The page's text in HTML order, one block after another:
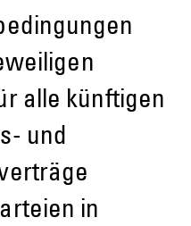
alle künftigen
und
in